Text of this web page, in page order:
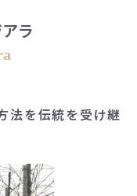
ラ
法を伝統を受け継